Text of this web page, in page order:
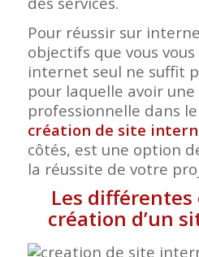
Pour réussir sur
objectifs que vous
internet seul ne suffit
pour laquelle avoir
professionnelle dans
création de site
côtés, est une option
la réussite de votre
Les différentes
création d’un